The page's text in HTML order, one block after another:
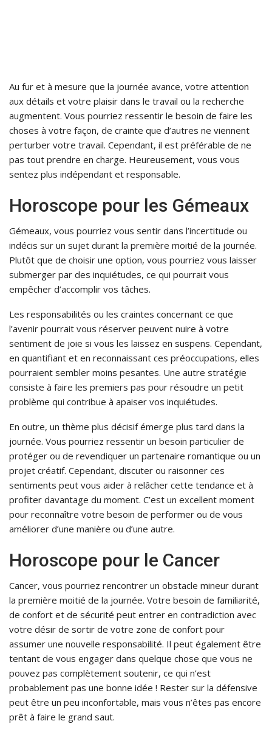
Au fur et à mesure que la journée avance, votre attention
aux détails et votre plaisir dans le travail ou la recherche
augmentent. Vous pourriez ressentir le besoin de faire les
choses à votre façon, de crainte que d’autres ne viennent
perturber votre travail. Cependant, il est préférable de ne
pas tout prendre en charge. Heureusement, vous vous
sentez plus indépendant et responsable.
Horoscope pour les Gémeaux
Gémeaux, vous pourriez vous sentir dans l’incertitude ou
indécis sur un sujet durant la première moitié de la journée.
Plutôt que de choisir une option, vous pourriez vous laisser
submerger par des inquiétudes, ce qui pourrait vous
empêcher d’accomplir vos tâches.
Les responsabilités ou les craintes concernant ce que
l’avenir pourrait vous réserver peuvent nuire à votre
sentiment de joie si vous les laissez en suspens. Cependant,
en quantifiant et en reconnaissant ces préoccupations, elles
pourraient sembler moins pesantes. Une autre stratégie
consiste à faire les premiers pas pour résoudre un petit
problème qui contribue à apaiser vos inquiétudes.
En outre, un thème plus décisif émerge plus tard dans la
journée. Vous pourriez ressentir un besoin particulier de
protéger ou de revendiquer un partenaire romantique ou un
projet créatif. Cependant, discuter ou raisonner ces
sentiments peut vous aider à relâcher cette tendance et à
profiter davantage du moment. C’est un excellent moment
pour reconnaître votre besoin de performer ou de vous
améliorer d’une manière ou d’une autre.
Horoscope pour le Cancer
Cancer, vous pourriez rencontrer un obstacle mineur durant
la première moitié de la journée. Votre besoin de familiarité,
de confort et de sécurité peut entrer en contradiction avec
votre désir de sortir de votre zone de confort pour
assumer une nouvelle responsabilité. Il peut également être
tentant de vous engager dans quelque chose que vous ne
pouvez pas complètement soutenir, ce qui n’est
probablement pas une bonne idée ! Rester sur la défensive
peut être un peu inconfortable, mais vous n’êtes pas encore
prêt à faire le grand saut.